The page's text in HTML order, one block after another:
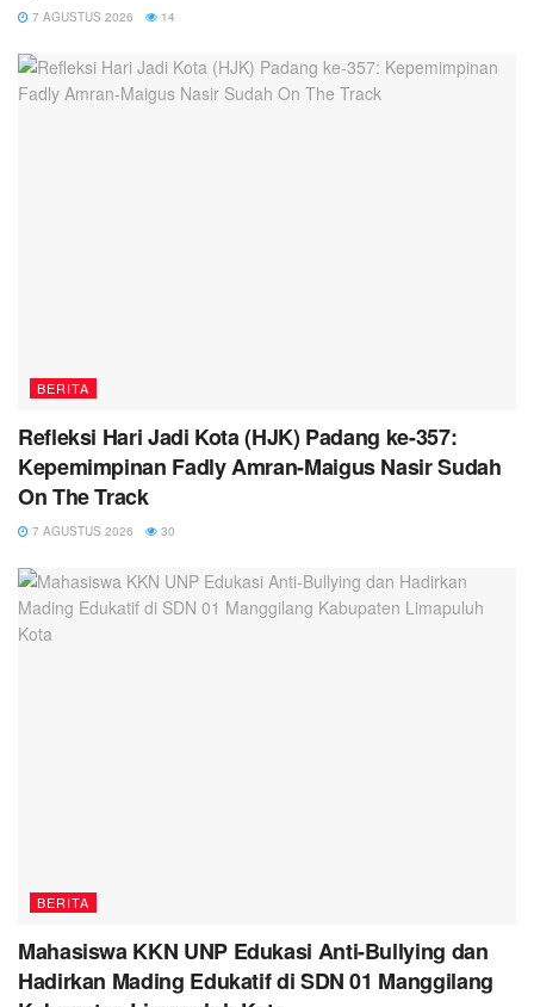
7 AGUSTUS 2026 14
BERITA
Refleksi Hari Jadi Kota (HJK) Padang ke-357:
Kepemimpinan Fadly Amran-Maigus Nasir Sudah
On The Track
7 AGUSTUS 2026 30
BERITA
Mahasiswa KKN UNP Edukasi Anti-Bullying dan
Hadirkan Mading Edukatif di SDN 01 Manggilang